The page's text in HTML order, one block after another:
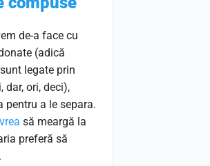
de-a face cu
(adică
legate prin
dar, ori, deci),
pentru a le separa.
vrea să meargă la
preferă să